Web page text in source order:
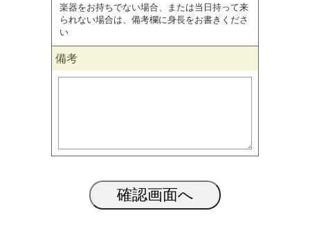
楽器をお持ちでない場合、または当日持って来
られない場合は、備考欄に身長をお書きくださ
い
備考